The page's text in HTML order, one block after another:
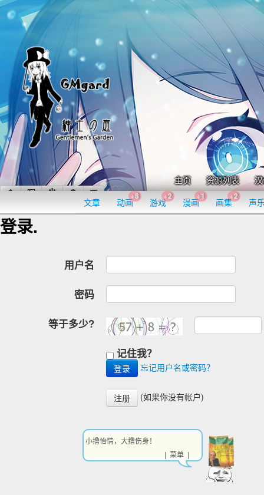
主页 资源列表
文章 动画
+8
游戏
+2
漫画
+1
画集
+2
声
登录.
用户名
密码
等于多少?
记住我？
忘记用户名或密码？
注册 (如果你没有帐户)
小撸怡情，大撸伤身！
| 菜单 |